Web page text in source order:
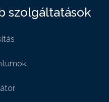
szolgáltatások